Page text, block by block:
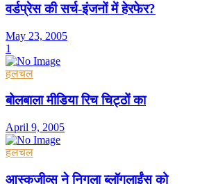
वर्डप्रेस की सर्च-इंजनों में हेरफेर?
May 23, 2005
1
हलचल
बोलबाला मीडिया रिच चिट्ठों का
April 9, 2005
हलचल
आस्कजीव्स ने निगला ब्लॉगलाईंस को